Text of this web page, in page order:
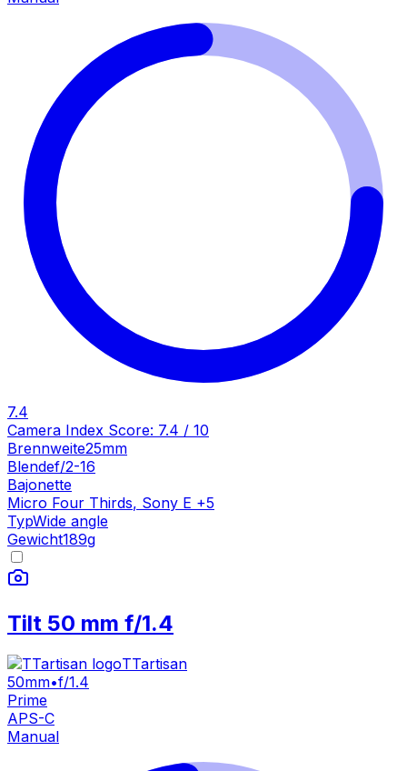
7.4
Camera Index Score: 7.4 / 10
Brennweite25mm
Blendef/2-16
Bajonette
Micro Four Thirds, Sony E +5
TypWide angle
Gewicht189g
Tilt 50 mm f/1.4
TTartisan
50mm•f/1.4
Prime
APS-C
Manual